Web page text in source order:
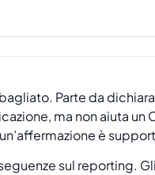
Parte da
ma non aiuta un
è
sul reporting.